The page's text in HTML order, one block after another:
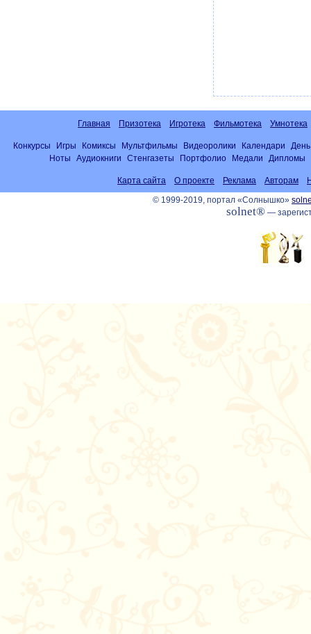
Главная Призотека Игротека Фильмотека Умнотека
Конкурсы Игры Комиксы Мультфильмы Видеоролики Календари
Ноты
Аудиокниги Стенгазеты Портфолио Медали Дипломы
Карта сайта О проекте Реклама Авторам
© 1999-2019, портал «Солнышко»
solnet®—